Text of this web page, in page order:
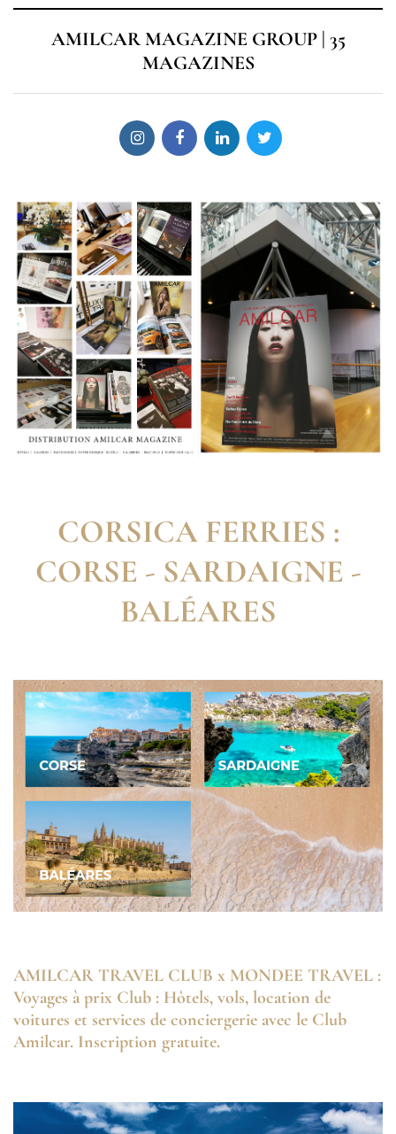
AMILCAR MAGAZINE GROUP | 35
MAGAZINES
CORSICA FERRIES :
CORSE - SARDAIGNE -
BALÉARES
AMILCAR TRAVEL CLUB x MONDEE TRAVEL :
Voyages à prix Club : Hôtels, vols, location de
voitures et services de conciergerie avec le Club
Amilcar. Inscription gratuite.